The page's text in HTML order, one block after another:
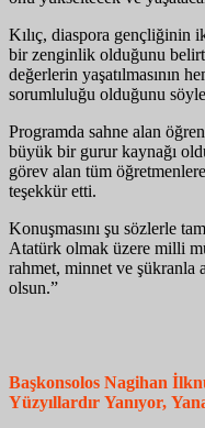
Kılıç, diaspora gençliğinin
bir zenginlik olduğunu
değerlerin yaşatılmasının
sorumluluğu olduğunu
Programda sahne alan
büyük bir gurur kaynağı
görev alan tüm
teşekkür etti.
Konuşmasını şu sözlerle
Atatürk olmak üzere milli
rahmet, minnet ve şükranla
olsun.”
Başkonsolos Nagihan
Yüzyıllardır Yanıyor,